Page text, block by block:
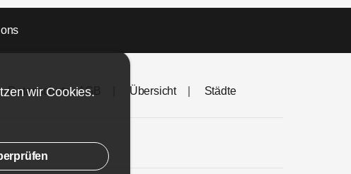
Datenschutz - AGB Übersicht Städte
wirCookies.